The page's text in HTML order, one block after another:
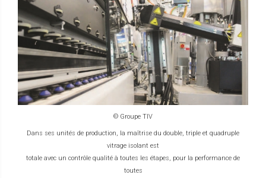
© Groupe TIV
Dans ses unités de production, la maîtrise du double, triple et quadruple
vitrage isolant est
totale avec un contrôle qualité à toutes les étapes, pour la performance de
toutes